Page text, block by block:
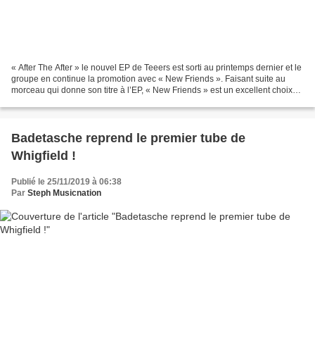
« After The After » le nouvel EP de Teeers est sorti au printemps dernier et le
groupe en continue la promotion avec « New Friends ». Faisant suite au
morceau qui donne son titre à l’EP, « New Friends » est un excellent choix
Badetasche reprend le premier tube de
Whigfield !
Publié le 25/11/2019 à 06:38
Par Steph Musicnation